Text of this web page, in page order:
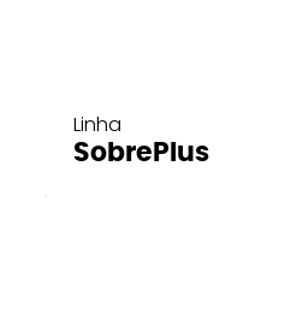
Linha
SobrePlus